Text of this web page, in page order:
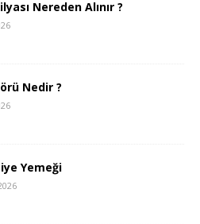
Nereden Alınır ?
Nedir ?
Yemeği